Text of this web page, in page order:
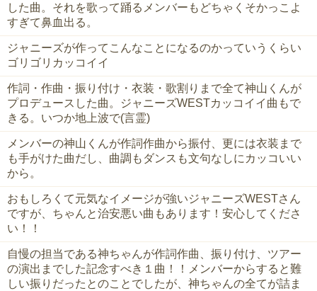
した曲。それを歌って踊るメンバーもどちゃくそかっこよ
すぎて鼻血出る。
ジャニーズが作ってこんなことになるのかっていうくらい
ゴリゴリカッコイイ
作詞・作曲・振り付け・衣装・歌割りまで全て神山くんが
プロデュースした曲。ジャニーズWESTカッコイイ曲もで
きる。いつか地上波で(言霊)
メンバーの神山くんが作詞作曲から振付、更には衣装まで
も手がけた曲だし、曲調もダンスも文句なしにカッコいい
から。
おもしろくて元気なイメージが強いジャニーズWESTさん
ですが、ちゃんと治安悪い曲もあります！安心してくださ
い！！
自慢の担当である神ちゃんが作詞作曲、振り付け、ツアー
の演出までした記念すべき１曲！！メンバーからすると難
しい振りだったとのことでしたが、神ちゃんの全てが詰ま